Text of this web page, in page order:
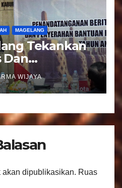
MAGELANG
Tekankan
Parpol
WIJAYA
dipublikasikan. Ruas